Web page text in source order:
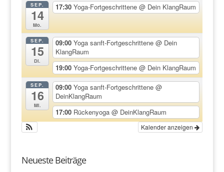
SEP.
14
Mo.
17:30Yoga-Fortgeschrittene@ Dein KlangRaum
SEP.
15
Di.
09:00Yoga sanft-Fortgeschrittene@ Dein
KlangRaum
19:00Yoga-Fortgeschrittene@ Dein KlangRaum
SEP.
16
Mi.
09:00Yoga sanft-Fortgeschrittene@
DeinKlangRaum
17:00 Rückenyoga@ DeinKlangRaum
Kalender anzeigen
Neueste Beiträge